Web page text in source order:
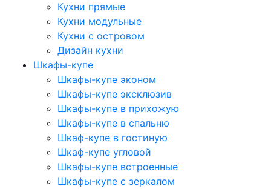
Кухни прямые
Кухни модульные
Кухни с островом
Дизайн кухни
Шкафы-купе
Шкафы-купе эконом
Шкафы-купе эксклюзив
Шкафы-купе в прихожую
Шкафы-купе в спальню
Шкаф-купе в гостиную
Шкаф-купе угловой
Шкафы-купе встроенные
Шкафы-купе с зеркалом